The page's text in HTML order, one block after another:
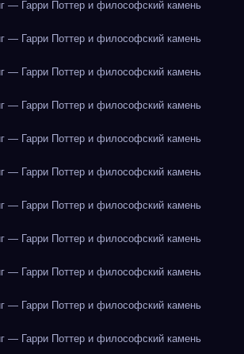
— Гарри Поттер и философский камень
— Гарри Поттер и философский камень
— Гарри Поттер и философский камень
— Гарри Поттер и философский камень
— Гарри Поттер и философский камень
— Гарри Поттер и философский камень
— Гарри Поттер и философский камень
— Гарри Поттер и философский камень
— Гарри Поттер и философский камень
— Гарри Поттер и философский камень
— Гарри Поттер и философский камень